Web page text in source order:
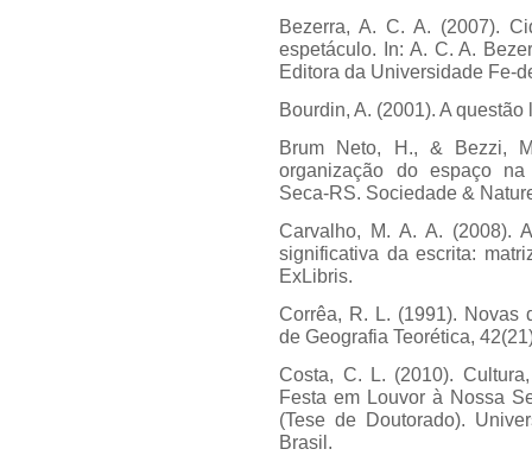
Bezerra, A. C. A. (2007).
espetáculo. In: A. C. A.
Editora da Universidade Fe-
Bourdin, A. (2001). A
Brum Neto, H., & Bezzi,
organização do espaço
Seca-RS. Sociedade &
Carvalho, M. A. A. (2008).
significativa da escrita:
ExLibris.
Corrêa, R. L. (1991). Novas
de Geografia Teorética,
Costa, C. L. (2010).
Festa em Louvor à Nossa
(Tese de Doutorado).
Brasil.